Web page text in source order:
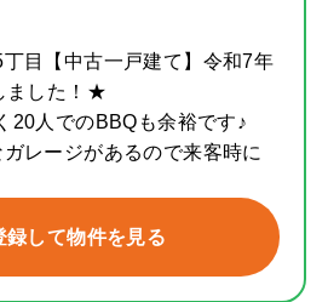
目【中古一戸建て】令和7年
ました！★
人でのBBQも余裕です♪
レージがあるので来客時に
録して物件を見る